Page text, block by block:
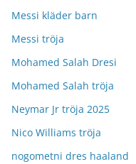
Messi kläder barn
Messi tröja
Mohamed Salah Dresi
Mohamed Salah tröja
Neymar Jr tröja 2025
Nico Williams tröja
nogometni dres haaland